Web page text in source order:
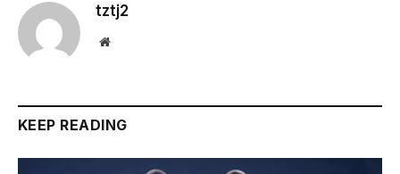
tztj2
Website
KEEP READING